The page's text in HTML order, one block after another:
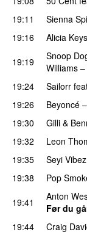
19:11
Sienna
19:16 Alicia Keys
19:19
Snoop
Williams –
19:24
Sailorr
19:26
Beyoncé –
19:30
Gilli &
19:32 Leon
19:35
Seyi Vibez
19:38
Pop
19:41 Anton
Før du
19:44
Craig